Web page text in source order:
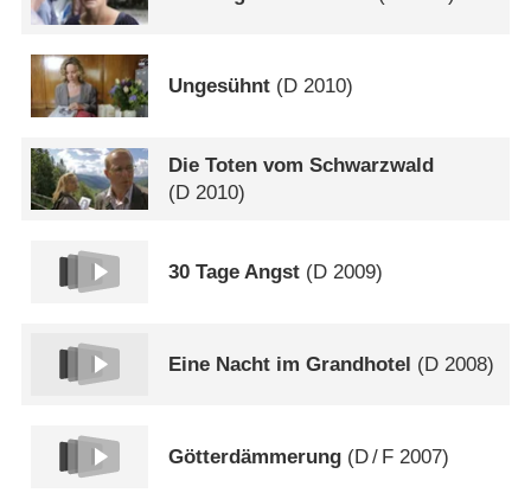
Ungesühnt (D 2010)
Die Toten vom Schwarzwald
(D 2010)
30 Tage Angst (D 2009)
Eine Nacht im Grandhotel (D 2008)
Götterdämmerung (D/ F 2007)